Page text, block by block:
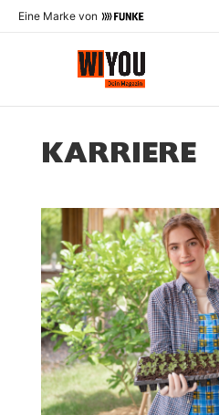
Eine Marke von
KARRIERE